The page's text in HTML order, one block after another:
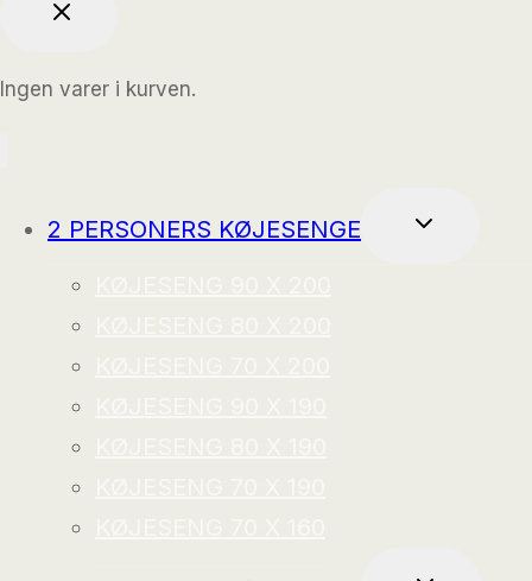
Ingen varer i kurven.
2 PERSONERS KØJESENGE
SKIFT